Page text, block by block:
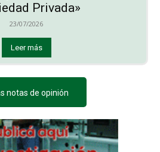
Privada»
23/07/2026
Leer más
notas de opinión